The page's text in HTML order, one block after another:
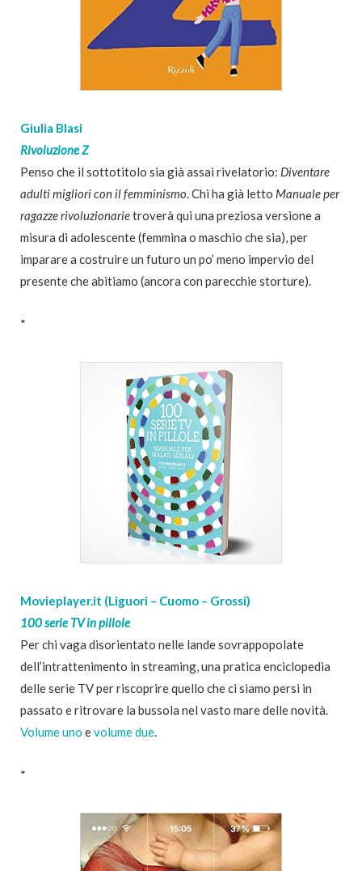
Giulia Blasi
Rivoluzione Z
Penso che il sottotitolo sia già assai rivelatorio: Diventare
adulti migliori con il femminismo. Chi ha già letto Manuale per
ragazze rivoluzionarietroverà qui una preziosa versione a
misura di adolescente (femmina o maschio che sia), per
imparare a costruire un futuro un po’ meno impervio del
presente che abitiamo (ancora con parecchie storture).
*
Movieplayer.it (Liguori – Cuomo – Grossi)
100 serie TV in pillole
Per chi vaga disorientato nelle lande sovrappopolate
dell’intrattenimento in streaming, una pratica enciclopedia
delle serie TV per riscoprire quello che ci siamo persi in
passato e ritrovare la bussola nel vasto mare delle novità.
Volume uno evolume due.
*